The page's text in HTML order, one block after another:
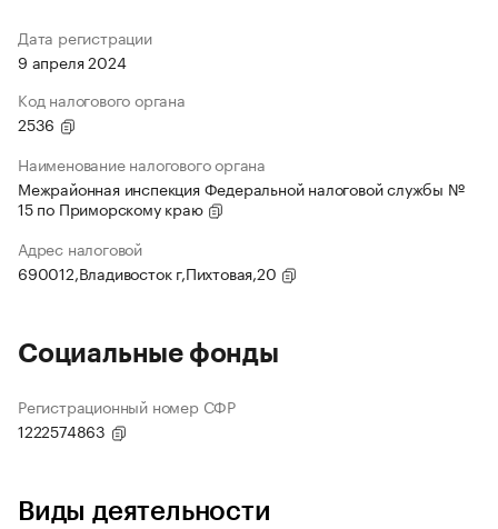
Дата регистрации
9 апреля 2024
Код налогового органа
2536
Наименование налогового органа
Межрайонная инспекция Федеральной налоговой службы №
15 по Приморскому краю
Адрес налоговой
690012,Владивосток г,Пихтовая,20
Социальные фонды
Регистрационный номер СФР
1222574863
Виды деятельности